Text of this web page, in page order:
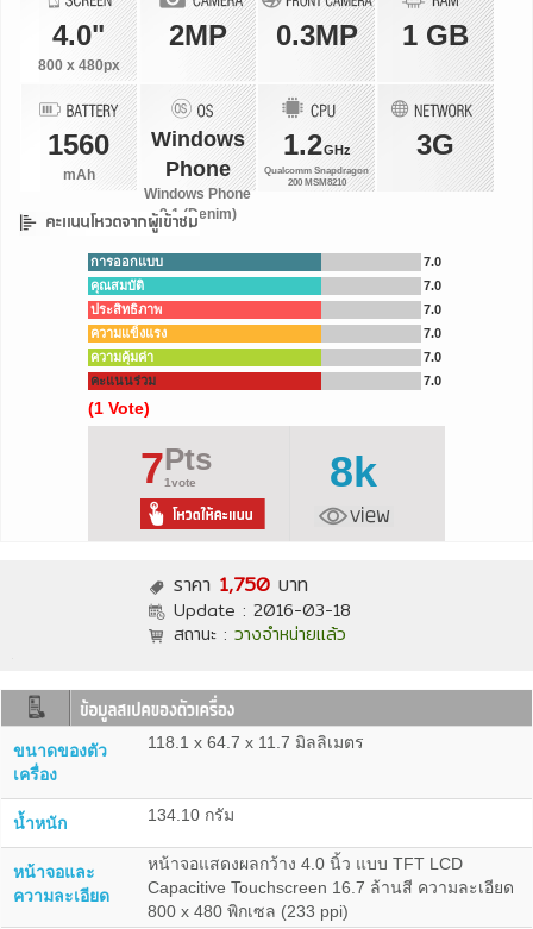
4.0"
800 x 480px
2MP 0.3MP 1 GB
1560
mAh
Windows
Phone
Windows Phone
8.1 (Denim)
1.2GHz
Qualcomm Snapdragon
200 MSM8210
3G
การออกแบบ
7.0
คุณสมบัติ
7.0
ประสิทธิภาพ
7.0
ความแข็งแรง
7.0
ความคุ้มค่า
7.0
คะแนนร่วม
7.0
(1 Vote)
7Pts
1vote 8k
ราคา 1,750 บาท
Update : 2016-03-18
สถานะ : วางจำหน่ายแล้ว
ขนาดของตัว
เครื่อง
118.1 x 64.7 x 11.7 มิลลิเมตร
น้ำหนัก 134.10 กรัม
หน้าจอและ
ความละเอียด
หน้าจอแสดงผลกว้าง 4.0 นิ้ว แบบ TFT LCD
Capacitive Touchscreen 16.7 ล้านสี ความละเอียด
800 x 480 พิกเซล (233 ppi)